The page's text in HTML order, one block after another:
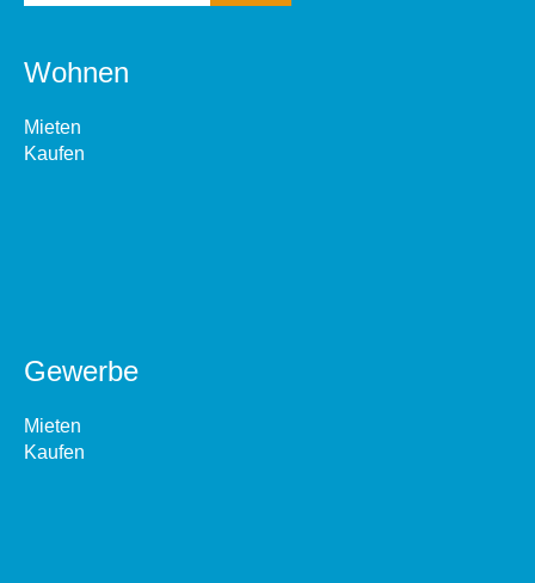
Wohnen
Mieten
Kaufen
Gewerbe
Mieten
Kaufen